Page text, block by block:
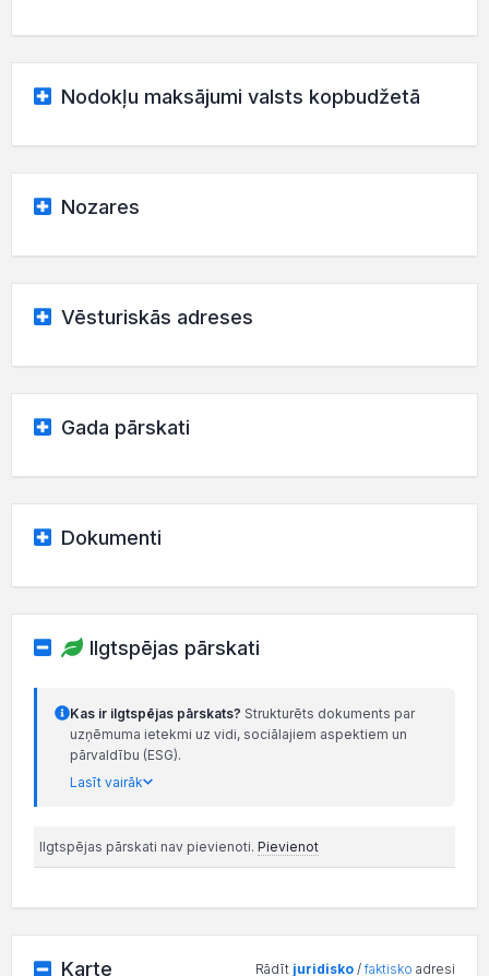
Nodokļu maksājumi valsts kopbudžetā
Nozares
Vēsturiskās adreses
Gada pārskati
Dokumenti
Ilgtspējas pārskati
Kas ir ilgtspējas pārskats? Strukturēts dokuments par
uzņēmuma ietekmi uz vidi, sociālajiem aspektiem un
pārvaldību (ESG).
Lasīt vairāk
Ilgtspējas pārskati nav pievienoti. Pievienot
Karte Rādīt juridisko /faktisko adresi